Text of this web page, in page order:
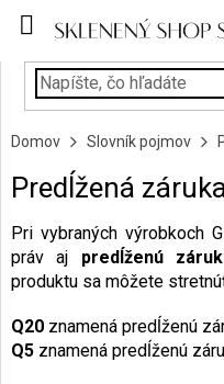
POHÁRE
PODÁVANIE
NÁPOJOV
KUCHYŇA
A
INTERIÉR
PERSONALIZOVANÉ
DARČEKY
Domov Slovník pojmov
Predĺžená
Pri vybraných výrobkoch
práv aj predĺženú
produktu sa môžete
Q20 znamená predĺženú
Q5 znamená predĺženú